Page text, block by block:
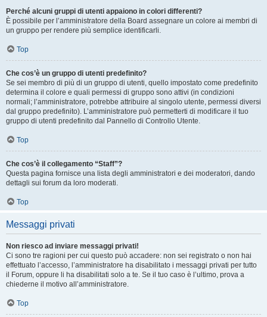
Perché alcuni gruppi di utenti appaiono in colori differenti?
È possibile per l’amministratore della Board assegnare un colore ai membri di
un gruppo per rendere più semplice identificarli.
Top
Che cos’è un gruppo di utenti predefinito?
Se sei membro di più di un gruppo di utenti, quello impostato come predefinito
determina il colore e quali permessi di gruppo sono attivi (in condizioni
normali; l’amministratore, potrebbe attribuire al singolo utente, permessi diversi
dal gruppo predefinito). L’amministratore può permetterti di modificare il tuo
gruppo di utenti predefinito dal Pannello di Controllo Utente.
Top
Che cos’è il collegamento “Staff”?
Questa pagina fornisce una lista degli amministratori e dei moderatori, dando
dettagli sui forum da loro moderati.
Top
Messaggi privati
Non riesco ad inviare messaggi privati!
Ci sono tre ragioni per cui questo può accadere: non sei registrato o non hai
effettuato l’accesso, l’amministratore ha disabilitato i messaggi privati per tutto
il Forum, oppure li ha disabilitati solo a te. Se il tuo caso è l’ultimo, prova a
chiederne il motivo all’amministratore.
Top